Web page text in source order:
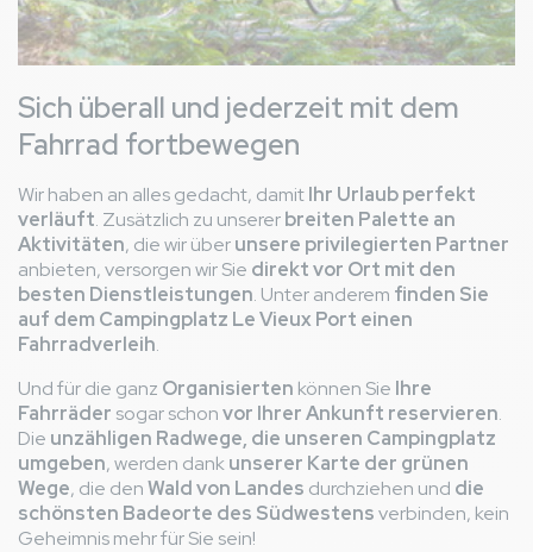
Sich überall und jederzeit mit dem
Fahrrad fortbewegen
Wir haben an alles gedacht, damitIhr Urlaub perfekt
verläuft. Zusätzlich zu unsererbreiten Palette an
Aktivitäten, die wir überunsere privilegierten Partner
anbieten, versorgen wir Sie direkt vor Ort mit den
besten Dienstleistungen. Unter anderem finden Sie
auf dem Campingplatz Le Vieux Port einen
Fahrradverleih.
Und für die ganz Organisierten können Sie Ihre
Fahrräder sogar schonvor Ihrer Ankunft reservieren.
Die unzähligen Radwege, die unseren Campingplatz
umgeben, werden dankunserer Karte der grünen
Wege, die denWald von Landes durchziehen und die
schönsten Badeorte des Südwestensverbinden, kein
Geheimnis mehr für Sie sein!